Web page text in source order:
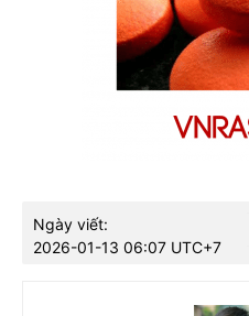
Ngày viết:
2026-01-13 06:07 UTC+7